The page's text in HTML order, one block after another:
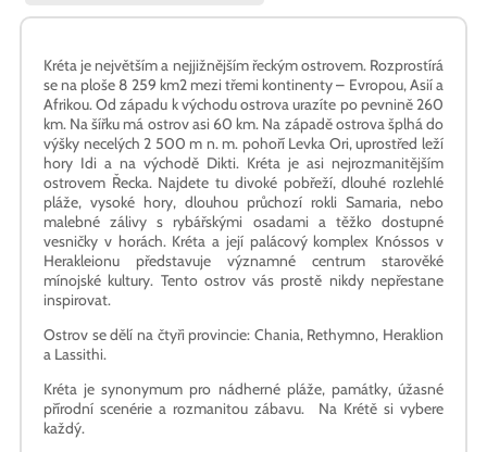
Kréta je největším a nejjižnějším řeckým ostrovem. Rozprostírá
se na ploše 8 259 km2 mezi třemi kontinenty – Evropou, Asií a
Afrikou. Od západu k východu ostrova urazíte po pevnině 260
km. Na šířku má ostrov asi 60 km. Na západě ostrova šplhá do
výšky necelých 2 500 m n. m. pohoří Levka Ori, uprostřed leží
hory Idi a na východě Dikti. Kréta je asi nejrozmanitějším
ostrovem Řecka. Najdete tu divoké pobřeží, dlouhé rozlehlé
pláže, vysoké hory, dlouhou průchozí rokli Samaria, nebo
malebné zálivy s rybářskými osadami a těžko dostupné
vesničky v horách. Kréta a její palácový komplex Knóssos v
Herakleionu představuje významné centrum starověké
mínojské kultury. Tento ostrov vás prostě nikdy nepřestane
inspirovat.
Ostrov se dělí na čtyři provincie: Chania, Rethymno, Heraklion
a Lassithi.
Kréta je synonymum pro nádherné pláže, památky, úžasné
přírodní scenérie a rozmanitou zábavu. Na Krétě si vybere
každý.